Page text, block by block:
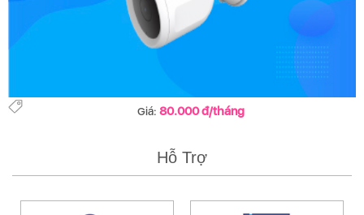
Giá: 80.000 đ/tháng
Hỗ Trợ